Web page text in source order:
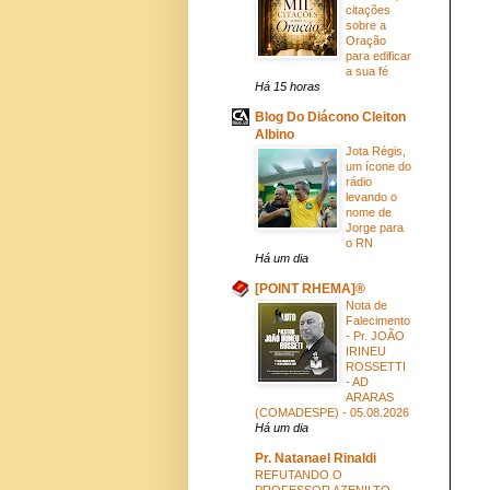
citações
sobre a
Oração
para edificar
a sua fé
Há 15 horas
Blog Do Diácono Cleiton
Albino
Jota Régis,
um ícone do
rádio
levando o
nome de
Jorge para
o RN
Há um dia
[POINT RHEMA]®
Nota de
Falecimento
- Pr. JOÃO
IRINEU
ROSSETTI
- AD
ARARAS
(COMADESPE) - 05.08.2026
Há um dia
Pr. Natanael Rinaldi
REFUTANDO O